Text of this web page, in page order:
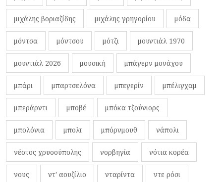
μιχάλης βοριαζίδης μιχάλης γρηγορίου μόδα
μόντσα μόντσου μότζι μουντιάλ 1970
μουντιάλ 2026 μουσική μπάγερν μονάχου
μπάρι μπαρτσελόνα μπεγερίν μπέλιγχαμ
μπεράρντι μποβέ μπόκα τζούνιορς
μπολόνια μπολτ μπόρνμουθ νάπολι
νέστος χρυσούπολης νορβηγία νότια κορέα
νους ντ' αουζίλιο νταρίντα ντε ρόσι